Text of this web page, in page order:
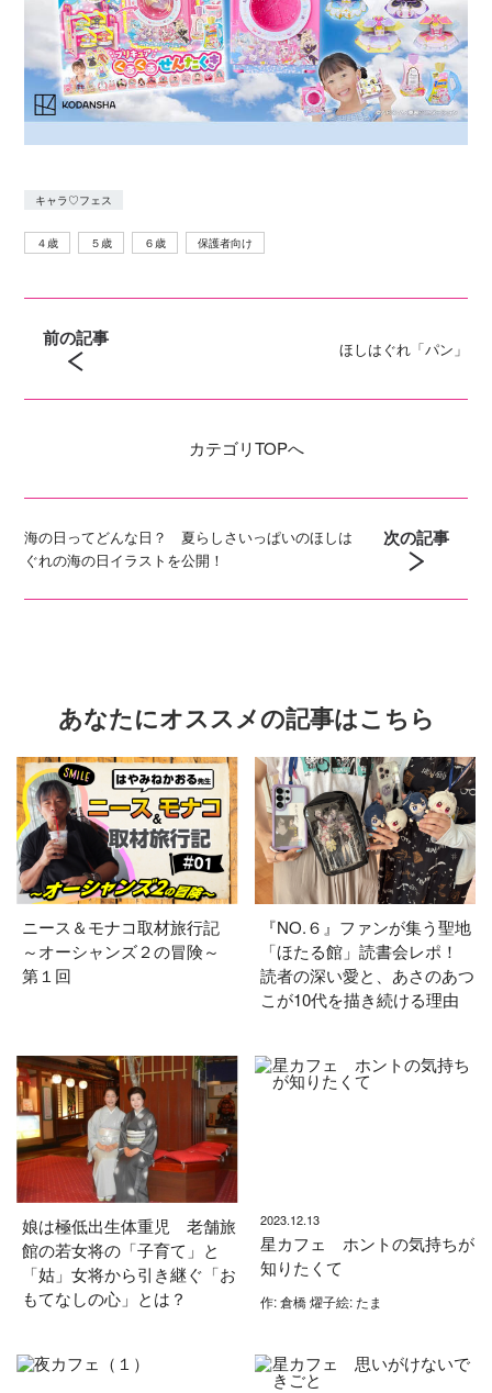
キャラ♡フェス
４歳 ５歳 ６歳 保護者向け
前の記事 ほしはぐれ「パン」
カテゴリTOPへ
海の日ってどんな日？ 夏らしさいっぱいのほしは
ぐれの海の日イラストを公開！
次の記事
あなたにオススメの記事はこちら
ニース＆モナコ取材旅行記
～オーシャンズ２の冒険～
第１回
『NO.６』ファンが集う聖地
「ほたる館」読書会レポ！
読者の深い愛と、あさのあつ
こが10代を描き続ける理由
娘は極低出生体重児 老舗旅
館の若女将の「子育て」と
「姑」女将から引き継ぐ「お
もてなしの心」とは？
2023.12.13
星カフェ ホントの気持ちが
知りたくて
作: 倉橋 燿子絵: たま